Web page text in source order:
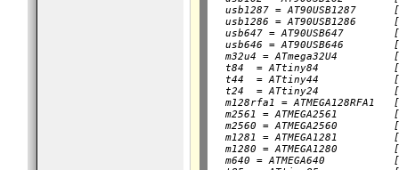
usb1287 = AT90USB1287
usb1286 = AT90USB1286
usb647 = AT90USB647
usb646 = AT90USB646
m32u4 = ATmega32U4
t84  = ATtiny84
t44  = ATtiny44
t24  = ATtiny24
m128rfa1 = ATMEGA128RFA1
m2561 = ATMEGA2561
m2560 = ATMEGA2560
m1281 = ATMEGA1281
m1280 = ATMEGA1280
m640 = ATMEGA640